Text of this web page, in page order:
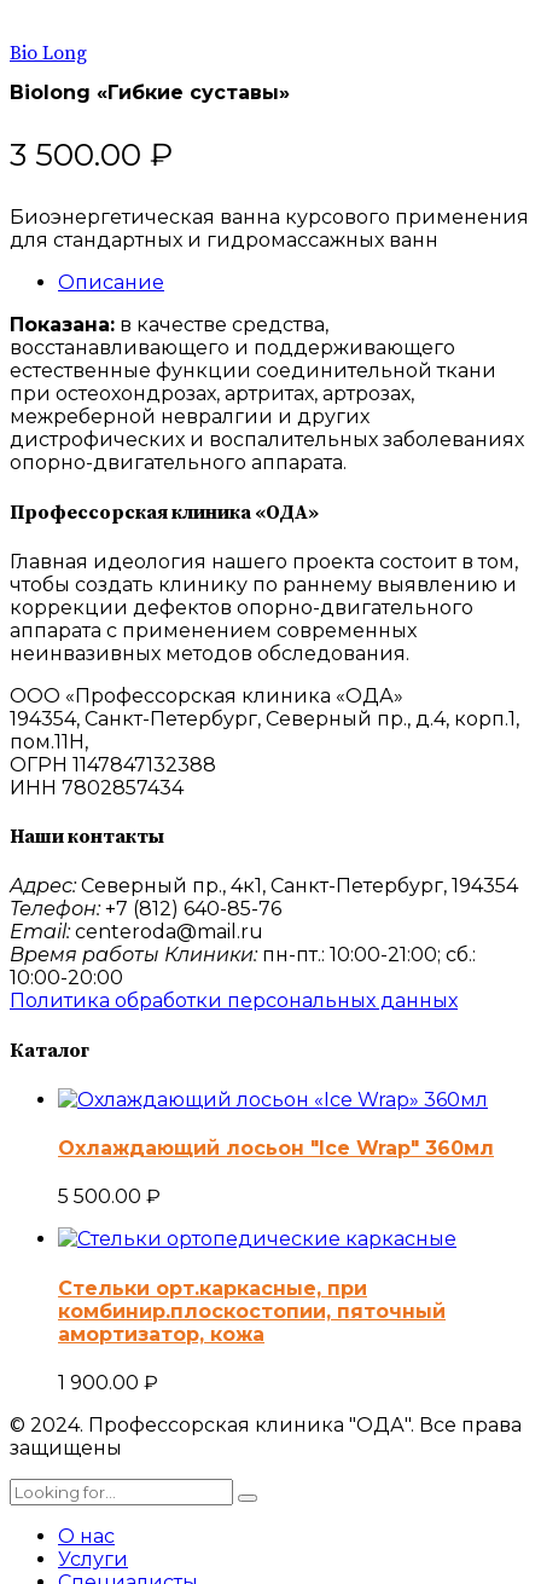
Bio Long
Biolong «Гибкие суставы»
3 500.00 ₽
Биоэнергетическая ванна курсового применения
для стандартных и гидромассажных ванн
Описание
Показана: в качестве средства,
восстанавливающего и поддерживающего
естественные функции соединительной ткани
при остеохондрозах, артритах, артрозах,
межреберной невралгии и других
дистрофических и воспалительных заболеваниях
опорно-двигательного аппарата.
Профессорская клиника «ОДА»
Главная идеология нашего проекта состоит в том,
чтобы создать клинику по раннему выявлению и
коррекции дефектов опорно-двигательного
аппарата с применением современных
неинвазивных методов обследования.
ООО «Профессорская клиника «ОДА»
194354, Санкт-Петербург, Северный пр., д.4, корп.1,
пом.11Н,
ОГРН 1147847132388
ИНН 7802857434
Наши контакты
Адрес:Северный пр., 4к1, Санкт-Петербург, 194354
Телефон:+7 (812) 640-85-76
Email:centeroda@mail.ru
Время работы Клиники:пн-пт.: 10:00-21:00; сб.:
10:00-20:00
Политика обработки персональных данных
Каталог
Охлаждающий лосьон "Ice Wrap" 360мл
5 500.00 ₽
Стельки орт.каркасные, при
комбинир.плоскостопии, пяточный
амортизатор, кожа
1 900.00 ₽
© 2024. Профессорская клиника "ОДА". Все права
защищены
О нас
Услуги